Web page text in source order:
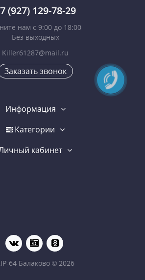
(927) 129-78-29
нам с 9:00 до 18:00
Без выходных
Killer61287@mail.ru
Заказать звонок
Информация
Категории
кабинет
64 Балаково © 2026